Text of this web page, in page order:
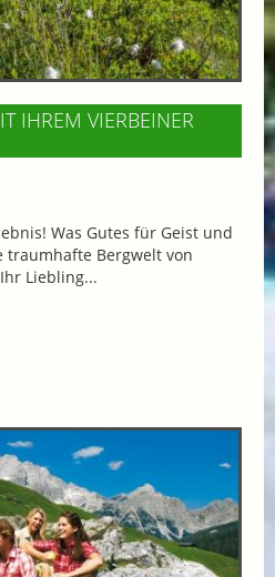
IHREM VIERBEINER
Was Gutes für Geist und
traumhafte Bergwelt von
Liebling...